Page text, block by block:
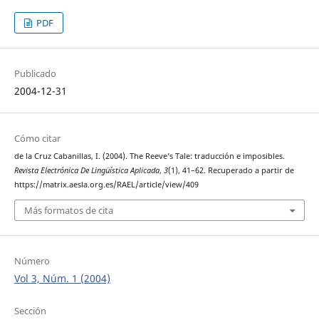
PDF
Publicado
2004-12-31
Cómo citar
de la Cruz Cabanillas, I. (2004). The Reeve’s Tale: traducción e imposibles.
Revista Electrónica De Lingüística Aplicada, 3(1), 41–62. Recuperado a partir de
https://matrix.aesla.org.es/RAEL/article/view/409
Más formatos de cita
Número
Vol 3, Núm. 1 (2004)
Sección